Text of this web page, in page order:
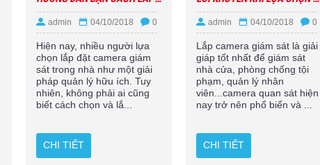
admin 04/10/2018 0
Hiện nay, nhiều người lựa
chọn lắp đặt camera giám
sát trong nhà như một giải
pháp quản lý hữu ích. Tuy
nhiên, không phải ai cũng
biết cách chọn và lắ...
CHI TIẾT
admin 04/10/2018 0
Lắp camera giám sát là giải
giáp tốt nhất để giám sát
nhà cửa, phòng chống tội
phạm, quản lý nhân
viên...camera quan sát hiện
nay trở nên phổ biến và ...
CHI TIẾT